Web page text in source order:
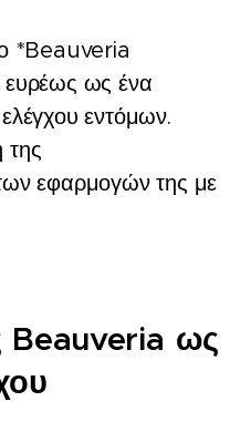
*Beauveria
ευρέως ως ένα
εντόμων.
της
εφαρμογών της με
Beauveria ως